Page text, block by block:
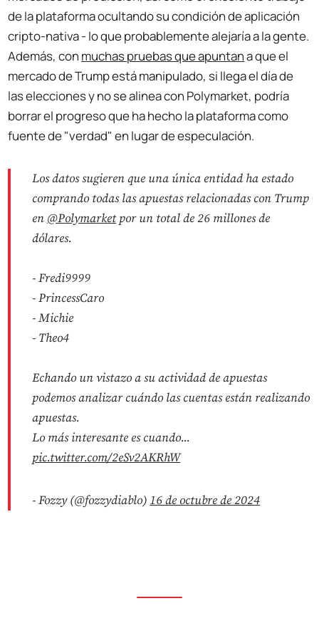
de la plataforma ocultando su condición de aplicación
cripto-nativa - lo que probablemente alejaría a la gente.
Además, con muchas pruebas que apuntana que el
mercado de Trump está manipulado, si llega el día de
las elecciones y no se alinea con Polymarket, podría
borrar el progreso que ha hecho la plataforma como
fuente de "verdad" en lugar de especulación.
Los datos sugieren que una única entidad ha estado
comprando todas las apuestas relacionadas con Trump
en @Polymarketpor un total de 26 millones de
dólares.
- Fredi9999
- PrincessCaro
- Michie
- Theo4
Echando un vistazo a su actividad de apuestas
podemos analizar cuándo las cuentas están realizando
apuestas.
Lo más interesante es cuando...
pic.twitter.com/2eSv2AKRhW
- Fozzy (@fozzydiablo) 16 de octubre de 2024